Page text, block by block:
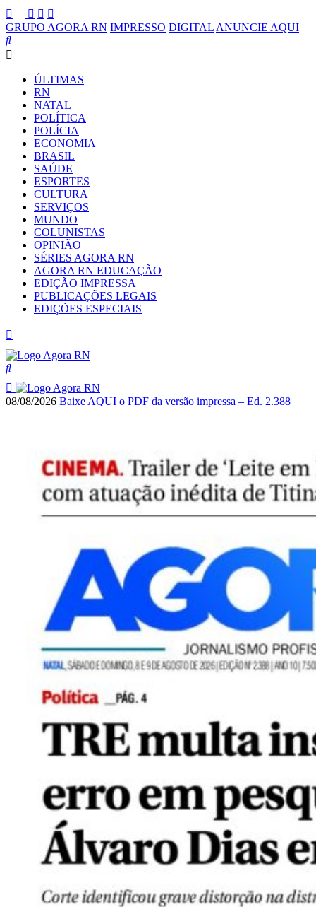
GRUPO AGORA RN IMPRESSO DIGITAL ANUNCIE AQUI
ÚLTIMAS
RN
NATAL
POLÍTICA
POLÍCIA
ECONOMIA
BRASIL
SAÚDE
ESPORTES
CULTURA
SERVIÇOS
MUNDO
COLUNISTAS
OPINIÃO
SÉRIES AGORA RN
AGORA RN EDUCAÇÃO
EDIÇÃO IMPRESSA
PUBLICAÇÕES LEGAIS
EDIÇÕES ESPECIAIS
08/08/2026 Baixe AQUI o PDF da versão impressa – Ed. 2.388